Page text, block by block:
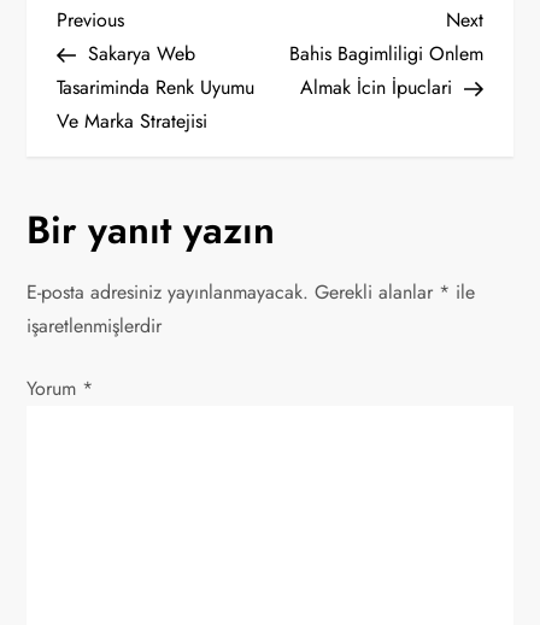
Y
a
z
ı
g
e
z
Previous
Post
Previous
Sakarya Web
Tasariminda Renk Uyumu
Ve Marka Stratejisi
Next
Post
Next
Bahis Bagimliligi Onlem
Almak İcin İpuclari
Bir yanıt yazın
E-posta adresiniz yayınlanmayacak. Gerekli alanlar * ile
işaretlenmişlerdir
Yorum *